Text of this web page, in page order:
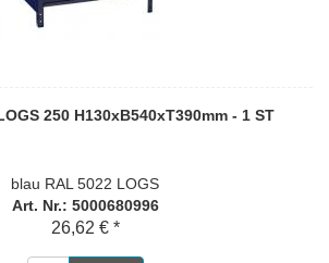
250 H130xB540xT390mm - 1 ST
blau RAL 5022 LOGS
Art. Nr.: 5000680996
26,62 € *